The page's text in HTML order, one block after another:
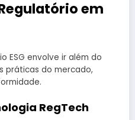
em
ESG envolve ir além do
práticas do mercado,
RegTech